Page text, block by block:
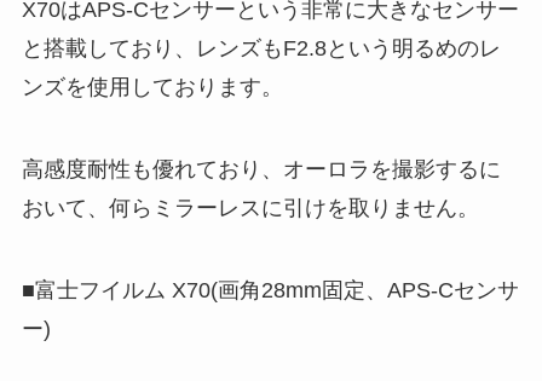
X70はAPS-Cセンサーという非常に大きなセンサー
と搭載しており、レンズもF2.8という明るめのレ
ンズを使用しております。
高感度耐性も優れており、オーロラを撮影するに
おいて、何らミラーレスに引けを取りません。
■富士フイルム X70(画角28mm固定、APS-Cセンサ
ー)